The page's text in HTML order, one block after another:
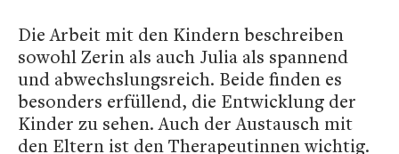
Die Arbeit mit den Kindern beschreiben
sowohl Zerin als auch Julia als spannend
und abwechslungsreich. Beide finden es
besonders erfüllend, die Entwicklung der
Kinder zu sehen. Auch der Austausch mit
den Eltern ist den Therapeutinnen wichtig.